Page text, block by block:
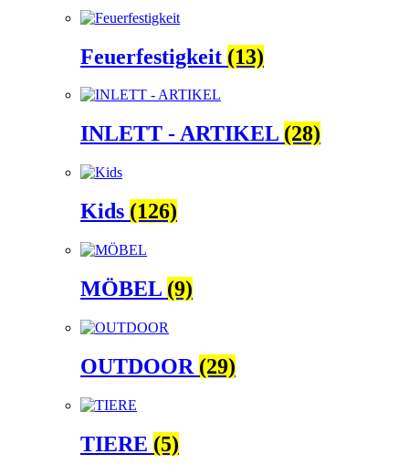
Feuerfestigkeit (13)
INLETT - ARTIKEL (28)
Kids (126)
MÖBEL (9)
OUTDOOR (29)
TIERE (5)